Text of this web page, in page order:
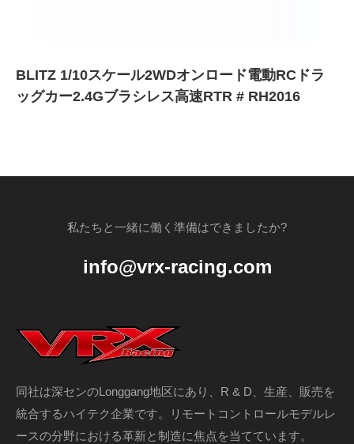
BLITZ 1/10スケール2WDオンロード電動RCドラ
ッグカー2.4Gブラシレス高速RTR # RH2016
私たちと一緒に働く準備はできましたか?
info@vrx-racing.com
同社は深センのLonggang地区にあり、R & D、生産、販売を
統合するハイテク企業です。リモートコントロールモデルレ
ースの分野における革新と制造に焦点を当てています。